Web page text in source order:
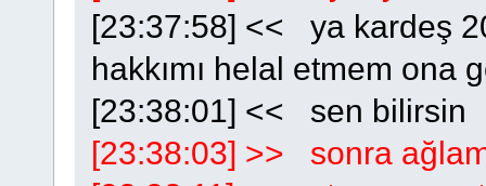
[23:37:58] << ya kardeş
hakkımı helal etmem ona
[23:38:01] << sen bilirsin
[23:38:03] >> sonra